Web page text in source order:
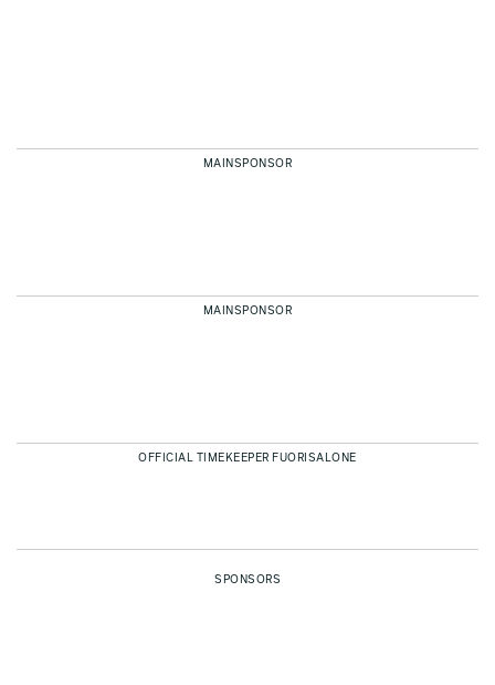
MAINSPONSOR
MAINSPONSOR
OFFICIAL TIMEKEEPER FUORISALONE
SPONSORS